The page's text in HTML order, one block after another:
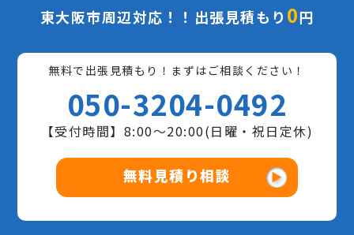
東大阪市周辺対応！！出張見積もり 0円
無料で出張見積もり！まずはご相談ください！
050-3204-0492
【受付時間】8:00〜20:00(日曜・祝日定休)
無料見積り相談